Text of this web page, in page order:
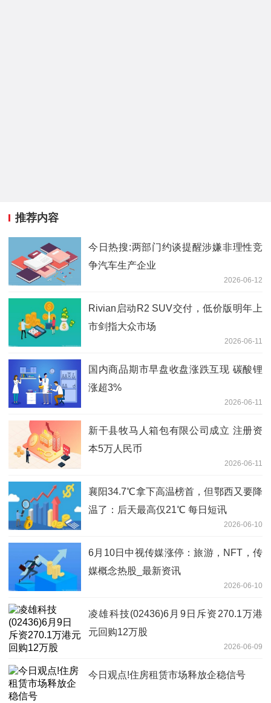
推荐内容
今日热搜:两部门约谈提醒涉嫌非理性竞
争汽车生产企业
2026-06-12
Rivian启动R2 SUV交付，低价版明年上
市剑指大众市场
2026-06-11
国内商品期市早盘收盘涨跌互现 碳酸锂
涨超3%
2026-06-11
新干县牧马人箱包有限公司成立 注册资
本5万人民币
2026-06-11
襄阳34.7℃拿下高温榜首，但鄂西又要降
温了：后天最高仅21℃ 每日短讯
2026-06-10
6月10日中视传媒涨停：旅游，NFT，传
媒概念热股_最新资讯
2026-06-10
凌雄科技(02436)6月9日斥资270.1万港
元回购12万股
2026-06-09
今日观点!住房租赁市场释放企稳信号